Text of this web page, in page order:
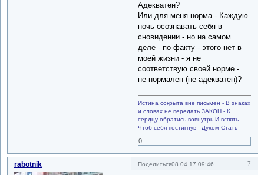
Адекватен?
Или для меня норма - Каждую
ночь осознавать себя в
сновидении - но на самом
деле - по факту - этого нет в
моей жизни - я не
соответствую своей норме -
не-нормален (не-адекватен)?
Истина сокрыта вне письмен - В знаках
и словах не передать ЗАКОН - К
сердцу обратись вовнутрь И вспять -
Чтоб себя постигнув - Духом Стать
0
Поделиться 7
08.04.17 09:46
rabotnik